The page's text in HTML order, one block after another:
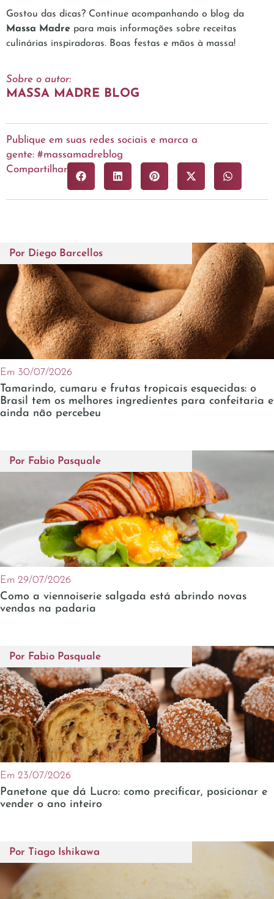
Gostou das dicas? Continue acompanhando o blog da
Massa Madre para mais informações sobre receitas
culinárias inspiradoras. Boas festas e mãos à massa!
Sobre o autor:
MASSA MADRE BLOG
Publique em suas redes sociais e marca a
gente: #massamadreblog
Compartilhar
Por Diego Barcellos
Em 30/07/2026
Tamarindo, cumaru e frutas tropicais esquecidas: o
Brasil tem os melhores ingredientes para confeitaria e
ainda não percebeu
Por Fabio Pasquale
Em 29/07/2026
Como a viennoiserie salgada está abrindo novas
vendas na padaria
Por Fabio Pasquale
Em 23/07/2026
Panetone que dá Lucro: como precificar, posicionar e
vender o ano inteiro
Por Tiago Ishikawa